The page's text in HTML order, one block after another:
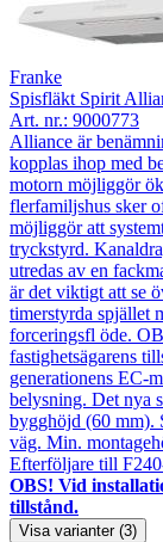
Franke
Spisfläkt Spirit
Art. nr.: 9000773
Alliance är
kopplas ihop med
motorn möjliggör
flerfamiljshus sker
möjliggör att
tryckstyrd.
utredas av en
är det viktigt att se
timerstyrda spjället
forceringsfl öde.
fastighetsägarens
generationens EC-
belysning. Det nya
bygghöjd (60 mm).
väg. Min.
Efterföljare till
OBS! Vid
tillstånd.
Visa varianter (3)